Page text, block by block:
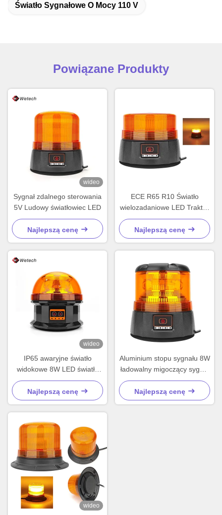
Światło Sygnałowe O Mocy 110 V
Powiązane Produkty
wideo
Sygnał zdalnego sterowania
5V Ludowy światłowiec LED
Najlepszą cenę
ECE R65 R10 Światło
wielozadaniowe LED Traktor
Błyskowe lampy
bursztynowe
Najlepszą cenę
wideo
IP65 awaryjne światło
widokowe 8W LED światło
widokowe
Najlepszą cenę
Aluminium stopu sygnału 8W
ładowalny migoczący sygnał
Amber
Najlepszą cenę
wideo